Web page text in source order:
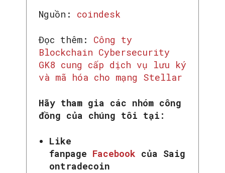
Nguồn: coindesk
Đọc thêm: Công ty
Blockchain Cybersecurity
GK8 cung cấp dịch vụ lưu ký
và mã hóa cho mạng Stellar
Hãy tham gia các nhóm công
đồng của chúng tôi tại:
Like
fanpage Facebook của Saig
ontradecoin